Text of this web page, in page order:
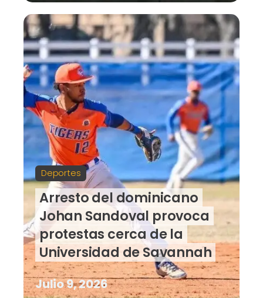
Deportes
Arresto del dominicano
Johan Sandoval provoca
protestas cerca de la
Universidad de Savannah
Julio 9, 2026